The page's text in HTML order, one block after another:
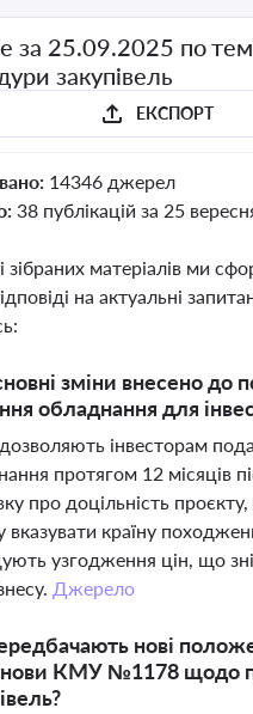
за 25.09.2025 по
закупівель
ЕКСПОРТ
14346 джерел
38 публікацій за 25
зібраних матеріалів ми
на актуальні
зміни внесено до
обладнання для
інвесторам
протягом 12 місяців
про доцільність
вказувати країну
узгодження цін, що
Джерело
нові
КМУ №1178 щодо